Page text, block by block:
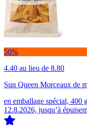
50%
4.40 au lieu de 8.80
Sun Queen Morceaux de
en emballage spécial, 400
12.8.2026, jusqu’à